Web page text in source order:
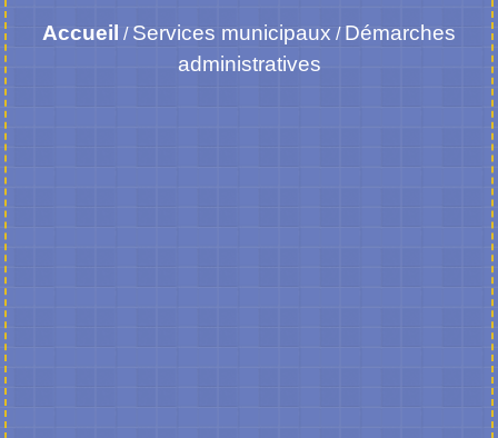
Accueil / Services municipaux / Démarches
administratives